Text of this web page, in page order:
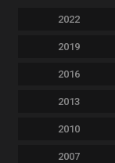
2022
2019
2016
2013
2010
2007